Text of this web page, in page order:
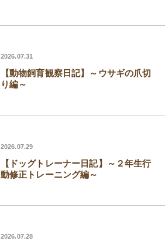
2026.07.31
【動物飼育観察日記】～ウサギの爪切
り編～
2026.07.29
【ドッグトレーナー日記】～２年生行
動修正トレーニング編～
2026.07.28